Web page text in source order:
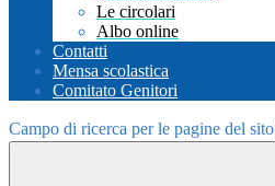
Le circolari
Albo online
Contatti
Mensa scolastica
Comitato Genitori
Campo di ricerca per le pagine del sito